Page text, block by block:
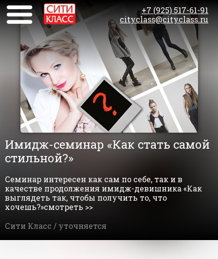
+7 (925) 517-61-91
cityclass@cityclass.ru
Имидж-семинар «Как стать самой
стильной?»
Семинар интересен как сам по себе, так и в
качестве продолжения имидж-девишника «Как
выглядеть так, чтобы получить то, что
хочешь?»смотреть >>
Сити Класс / уточняется